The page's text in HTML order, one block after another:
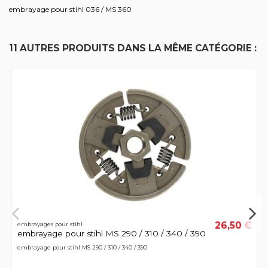
embrayage pour stihl 036 / MS 360
11 AUTRES PRODUITS DANS LA MÊME CATÉGORIE :
embrayages pour stihl
embrayage pour stihl MS 290 / 310 / 340 / 390
26,50 €
embrayage pour stihl MS 290 / 310 / 340 / 390